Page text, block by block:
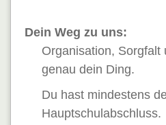
Dein Weg zu uns:
Organisation, Sorgfalt
genau dein Ding.
Du hast mindestens
Hauptschulabschluss.